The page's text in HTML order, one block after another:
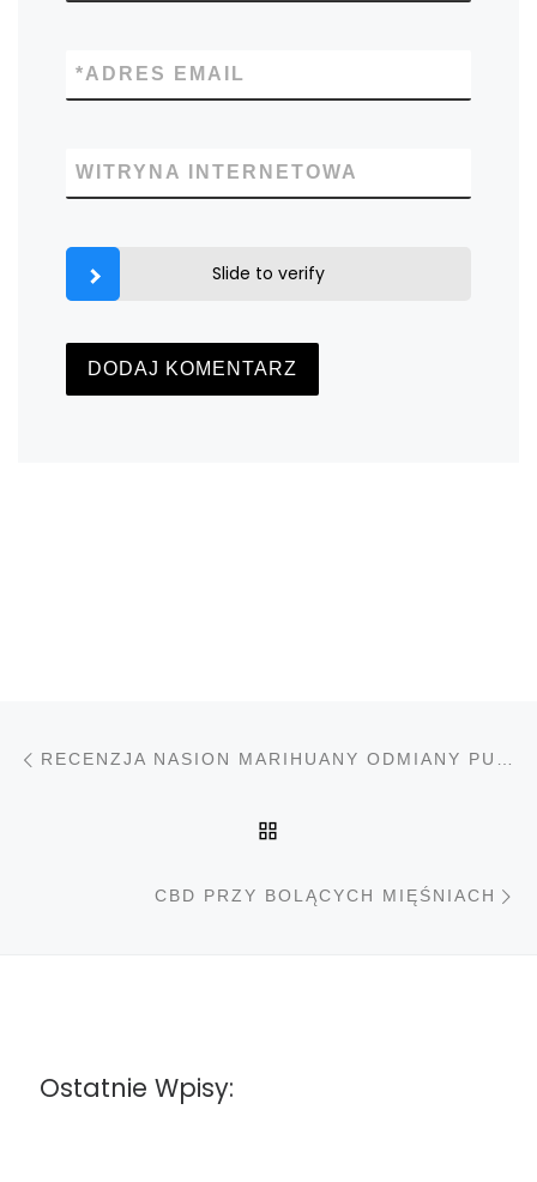
ADRES EMAIL
*
WITRYNA INTERNETOWA
Slide to verify
Nawigacja wpisu RECENZJA NASION MARIHUANY ODMIANY PURPLE CADILLAC
CBD PRZY BOLĄCYCH MIĘŚNIACH
Ostatnie Wpisy: